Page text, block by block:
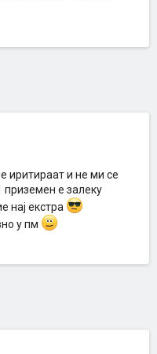
иритираат и не ми се
приземен е залеку
нај екстра
у пм